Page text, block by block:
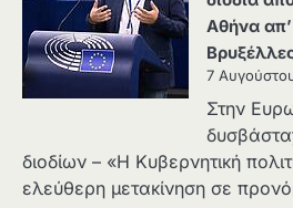
Αθήνα απ’
7
Στην
διοδίων – «Η Κυβερνητική
ελεύθερη μετακίνηση σε